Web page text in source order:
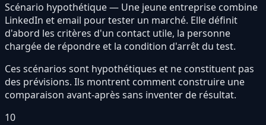
Scénario hypothétique — Une jeune entreprise combine
LinkedIn et email pour tester un marché. Elle définit
d'abord les critères d'un contact utile, la personne
chargée de répondre et la condition d'arrêt du test.
Ces scénarios sont hypothétiques et ne constituent pas
des prévisions. Ils montrent comment construire une
comparaison avant-après sans inventer de résultat.
10